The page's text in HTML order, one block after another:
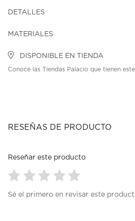
DETALLES
MATERIALES
DISPONIBLE EN TIENDA
Conoce las Tiendas Palacio que tienen
RESEÑAS DE PRODUCTO
Reseñar este producto
paraparaparaparapara
Sé el primero en revisar este